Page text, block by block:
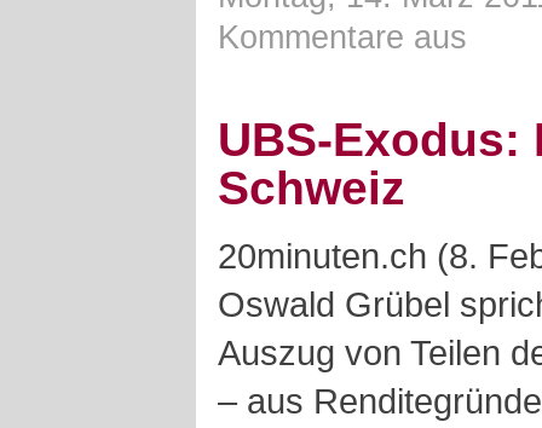
Kommentare aus
UBS-Exodus:
Schweiz
20minuten.ch (8.
Oswald Grübel
Auszug von Teilen
– aus